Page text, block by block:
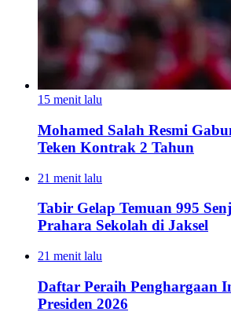
15 menit lalu
Mohamed Salah Resmi
Teken Kontrak 2 Tahun
21 menit lalu
Tabir Gelap Temuan 995
Prahara Sekolah di Jaksel
21 menit lalu
Daftar Peraih Penghargaan
Presiden 2026